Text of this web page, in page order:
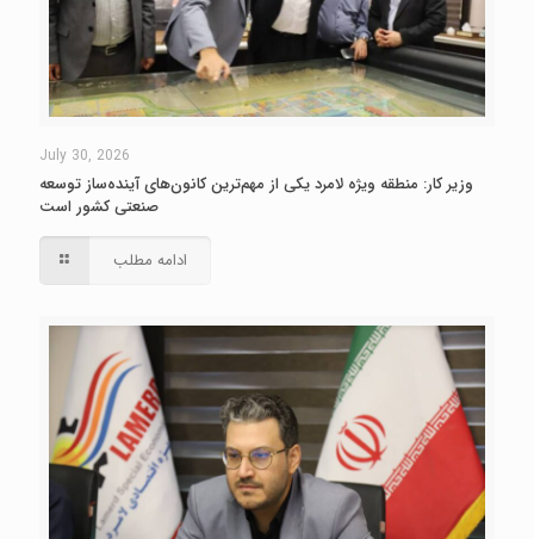
July 30, 2026
وزیر کار: منطقه ویژه لامرد یکی از مهم‌ترین کانون‌های آینده‌ساز توسعه
صنعتی کشور است
ادامه مطلب